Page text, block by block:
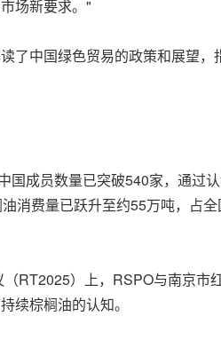
场新要求。"
中国绿色贸易的政策和展望
成员数量已突破540家，通过
消费量已跃升至约55万吨，占
RT2025）上，RSPO与南京市
续棕榈油的认知。